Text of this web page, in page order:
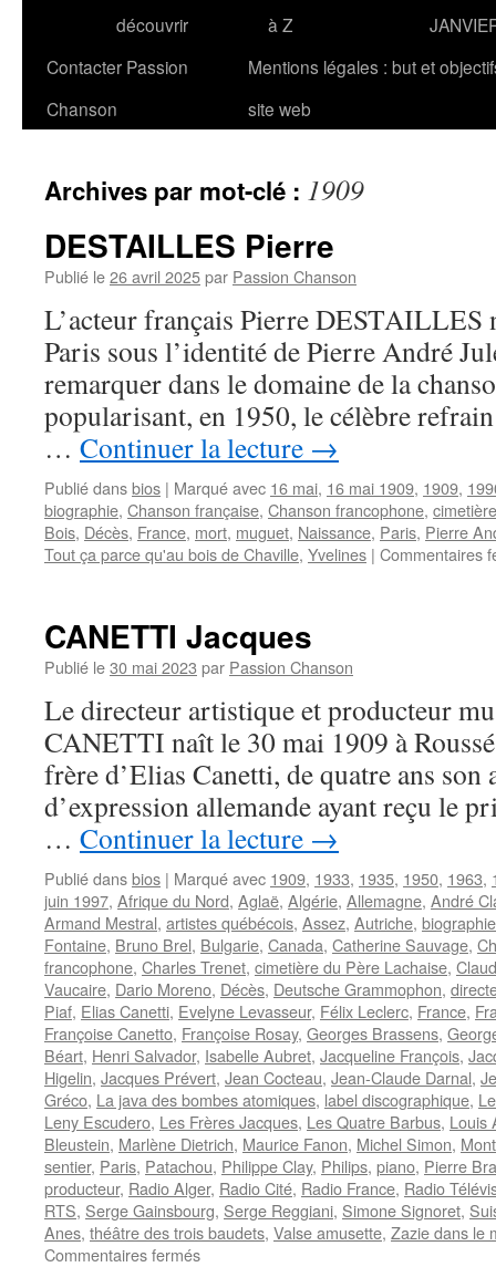
découvrir
à Z
Contacter Passion
Chanson
Mentions légales : but et
site web
Archives par mot-clé : 1909
DESTAILLES Pierre
Publié le26 avril 2025par Passion Chanson
L’acteur français Pierre DESTAILLES
Paris sous l’identité de Pierre André
remarquer dans le domaine de la
popularisant, en 1950, le célèbre
… Continuer la lecture →
Publié dansbios | Marqué avec 16 mai, 16 mai 1909, 1909,
biographie, Chanson française, Chanson francophone,
Bois, Décès, France, mort, muguet, Naissance, Paris, Pierre
Tout ça parce qu'au bois de Chaville, Yvelines | Commentaires
CANETTI Jacques
Publié le30 mai 2023 par Passion Chanson
Le directeur artistique et producteur
CANETTI naît le 30 mai 1909 à
frère d’Elias Canetti, de quatre ans son
d’expression allemande ayant reçu le
… Continuer la lecture →
Publié dansbios | Marqué avec 1909, 1933, 1935, 1950, 1963,
juin 1997, Afrique du Nord, Aglaë, Algérie, Allemagne, André
Armand Mestral, artistes québécois, Assez, Autriche, biographie
Fontaine, Bruno Brel, Bulgarie, Canada, Catherine Sauvage,
francophone, Charles Trenet, cimetière du Père Lachaise,
Vaucaire, Dario Moreno, Décès, Deutsche Grammophon,
Piaf, Elias Canetti, Evelyne Levasseur, Félix Leclerc, France,
Françoise Canetto, Françoise Rosay, Georges Brassens,
Béart, Henri Salvador, Isabelle Aubret, Jacqueline François,
Higelin, Jacques Prévert, Jean Cocteau, Jean-Claude Darnal,
Gréco, La java des bombes atomiques, label discographique,
Leny Escudero, Les Frères Jacques, Les Quatre Barbus, Louis
Bleustein, Marlène Dietrich, Maurice Fanon, Michel Simon,
sentier, Paris, Patachou, Philippe Clay, Philips, piano, Pierre
producteur, Radio Alger, Radio Cité, Radio France, Radio
RTS, Serge Gainsbourg, Serge Reggiani, Simone Signoret,
Anes, théâtre des trois baudets, Valse amusette, Zazie dans le
Commentaires ferméssur